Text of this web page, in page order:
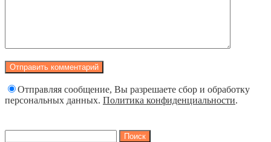
Отправляя сообщение, Вы разрешаете сбор и обработку
персональных данных. Политика конфиденциальности.